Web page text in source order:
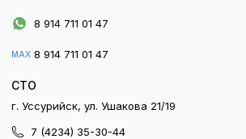
8 914 711 01 47
MAX 8 914 711 01 47
СТО
г. Уссурийск, ул. Ушакова 21/19
7 (4234) 35-30-44